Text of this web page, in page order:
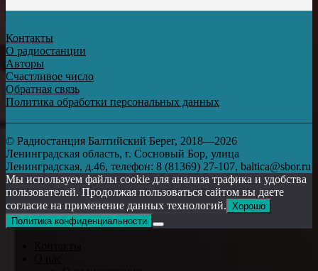
Контакты
О радиостанции
Авторы
Счастливое число
Обратная связь
Политика обработки персональных данных
© Радиостанция Балтийский Берег, 2018—2026
Ленинградская область, г. Сосновый Бор, улица
Ленинградская, д.46, телефон: 8 (81369) 27-107, baltica@sbor.ru
Мы используем файлы cookie для анализа трафика и удобства
пользователей. Продолжая пользоваться сайтом вы даете
согласие на применение данных технологий. Хорошо
Политика конфиденциальности